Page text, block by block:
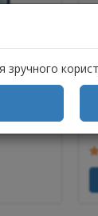
зручного